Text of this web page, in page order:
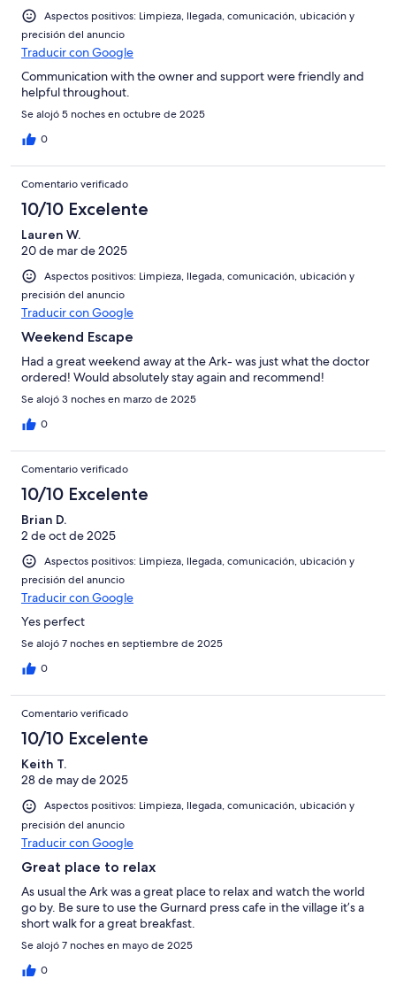
Aspectos positivos: Limpieza, llegada, comunicación, ubicación y
precisión del anuncio
Traducir con Google
Communication with the owner and support were friendly and
helpful throughout.
Se alojó 5 noches en octubre de 2025
0
Comentario verificado
10/10 Excelente
Lauren W.
20 de mar de 2025
Aspectos positivos: Limpieza, llegada, comunicación, ubicación y
precisión del anuncio
Traducir con Google
Weekend Escape
Had a great weekend away at the Ark- was just what the doctor
ordered! Would absolutely stay again and recommend!
Se alojó 3 noches en marzo de 2025
0
Comentario verificado
10/10 Excelente
Brian D.
2 de oct de 2025
Aspectos positivos: Limpieza, llegada, comunicación, ubicación y
precisión del anuncio
Traducir con Google
Yes perfect
Se alojó 7 noches en septiembre de 2025
0
Comentario verificado
10/10 Excelente
Keith T.
28 de may de 2025
Aspectos positivos: Limpieza, llegada, comunicación, ubicación y
precisión del anuncio
Traducir con Google
Great place to relax
As usual the Ark was a great place to relax and watch the world
go by. Be sure to use the Gurnard press cafe in the village it’s a
short walk for a great breakfast.
Se alojó 7 noches en mayo de 2025
0